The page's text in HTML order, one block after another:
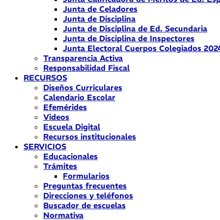
Junta de Celadores
Junta de Disciplina
Junta de Disciplina de Ed. Secundaria
Junta de Disciplina de Inspectores
Junta Electoral Cuerpos Colegiados
Transparencia Activa
Responsabilidad Fiscal
RECURSOS
Diseños Curriculares
Calendario Escolar
Efemérides
Videos
Escuela Digital
Recursos institucionales
SERVICIOS
Educacionales
Trámites
Formularios
Preguntas frecuentes
Direcciones y teléfonos
Buscador de escuelas
Normativa